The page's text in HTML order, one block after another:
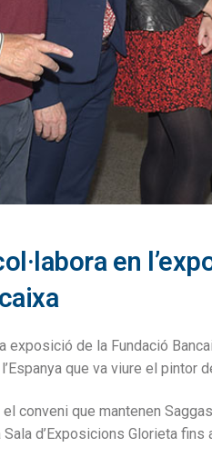
en
exposició de la Fundació
que va viure el pintor
el conveni que mantenen
d’Exposicions Glorieta fins